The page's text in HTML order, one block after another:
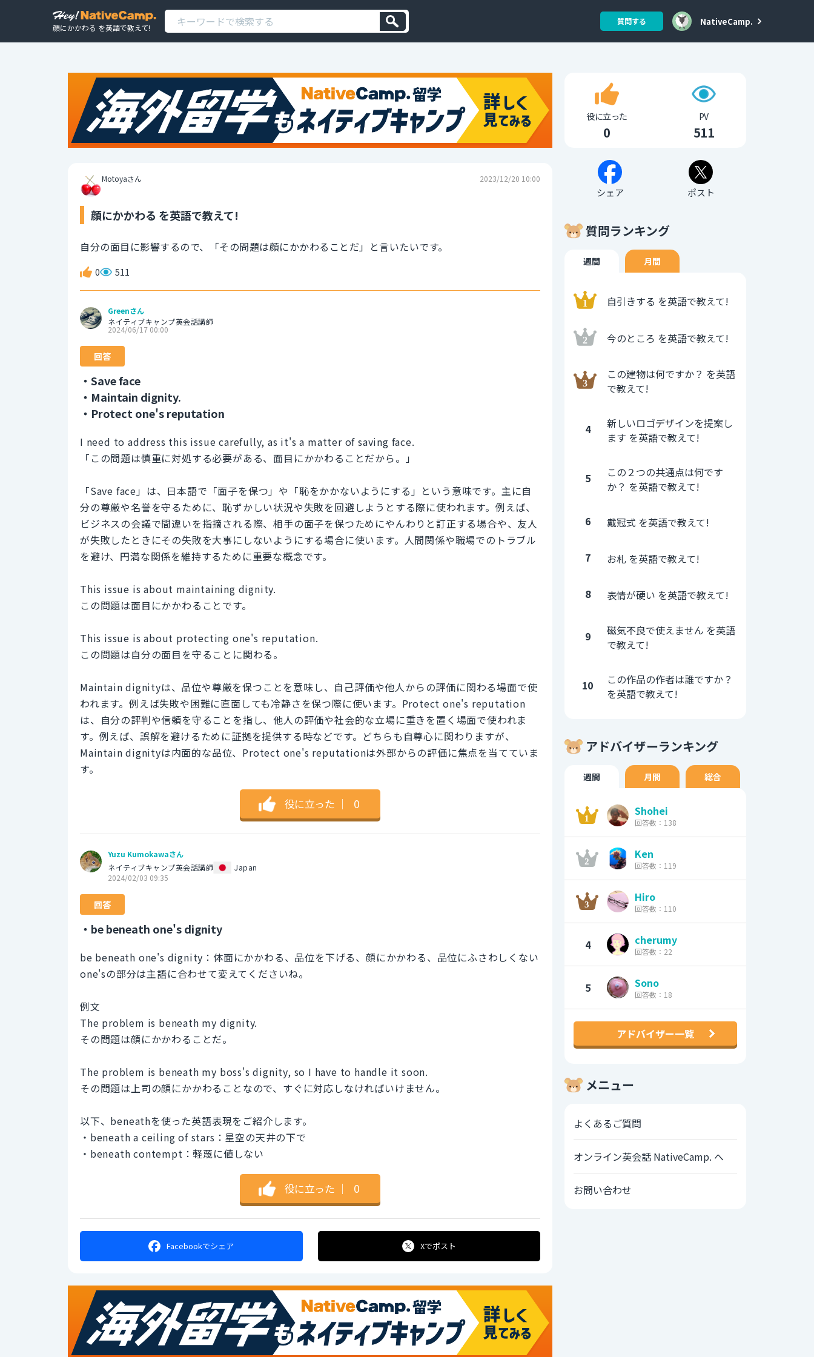
顔にかかわる を英語で教えて!
質問する NativeCamp.
Motoyaさん 2023/12/20 10:00
顔にかかわる を英語で教えて!
自分の面目に影響するので、「その問題は顔にかかわることだ」と言いたいです。
0 511
Greenさん
ネイティブキャンプ英会話講師
2024/06/17 00:00
回答
・Save face
・Maintain dignity.
・Protect one's reputation
I need to address this issue carefully, as it's a matter of saving face.
「この問題は慎重に対処する必要がある、面目にかかわることだから。」
「Save face」は、日本語で「面子を保つ」や「恥をかかないようにする」という意味です。主に自
分の尊厳や名誉を守るために、恥ずかしい状況や失敗を回避しようとする際に使われます。例えば、
ビジネスの会議で間違いを指摘される際、相手の面子を保つためにやんわりと訂正する場合や、友人
が失敗したときにその失敗を大事にしないようにする場合に使います。人間関係や職場でのトラブル
を避け、円満な関係を維持するために重要な概念です。
This issue is about maintaining dignity.
この問題は面目にかかわることです。
This issue is about protecting one's reputation.
この問題は自分の面目を守ることに関わる。
Maintain dignityは、品位や尊厳を保つことを意味し、自己評価や他人からの評価に関わる場面で使
われます。例えば失敗や困難に直面しても冷静さを保つ際に使います。Protect one's reputation
は、自分の評判や信頼を守ることを指し、他人の評価や社会的な立場に重きを置く場面で使われま
す。例えば、誤解を避けるために証拠を提供する時などです。どちらも自尊心に関わりますが、
Maintain dignityは内面的な品位、Protect one's reputationは外部からの評価に焦点を当てていま
す。
役に立った ｜ 0
Yuzu Kumokawaさん
ネイティブキャンプ英会話講師
Japan
2024/02/03 09:35
回答
・be beneath one's dignity
be beneath one's dignity：体面にかかわる、品位を下げる、顔にかかわる、品位にふさわしくない
one'sの部分は主語に合わせて変えてくださいね。
例文
The problem is beneath my dignity.
その問題は顔にかかわることだ。
The problem is beneath my boss's dignity, so I have to handle it soon.
その問題は上司の顔にかかわることなので、すぐに対応しなければいけません。
以下、beneathを使った英語表現をご紹介します。
・beneath a ceiling of stars：星空の天井の下で
・beneath contempt：軽蔑に値しない
役に立った ｜ 0
Facebookでシェア Xでポスト
役に立った
0
PV
511
シェア ポスト
質問ランキング
週間 月間
自引きする を英語で教えて!
今のところ を英語で教えて!
この建物は何ですか？ を英語
で教えて!
4
新しいロゴデザインを提案し
ます を英語で教えて!
5
この２つの共通点は何です
か？ を英語で教えて!
6 戴冠式 を英語で教えて!
7 お札 を英語で教えて!
8 表情が硬い を英語で教えて!
9
磁気不良で使えません を英語
で教えて!
10
この作品の作者は誰ですか？
を英語で教えて!
アドバイザーランキング
週間 月間 総合
Shohei
回答数：138
Ken
回答数：119
Hiro
回答数：110
4 cherumy
回答数：22
5 Sono
回答数：18
アドバイザー一覧
メニュー
よくあるご質問
オンライン英会話 NativeCamp. へ
お問い合わせ